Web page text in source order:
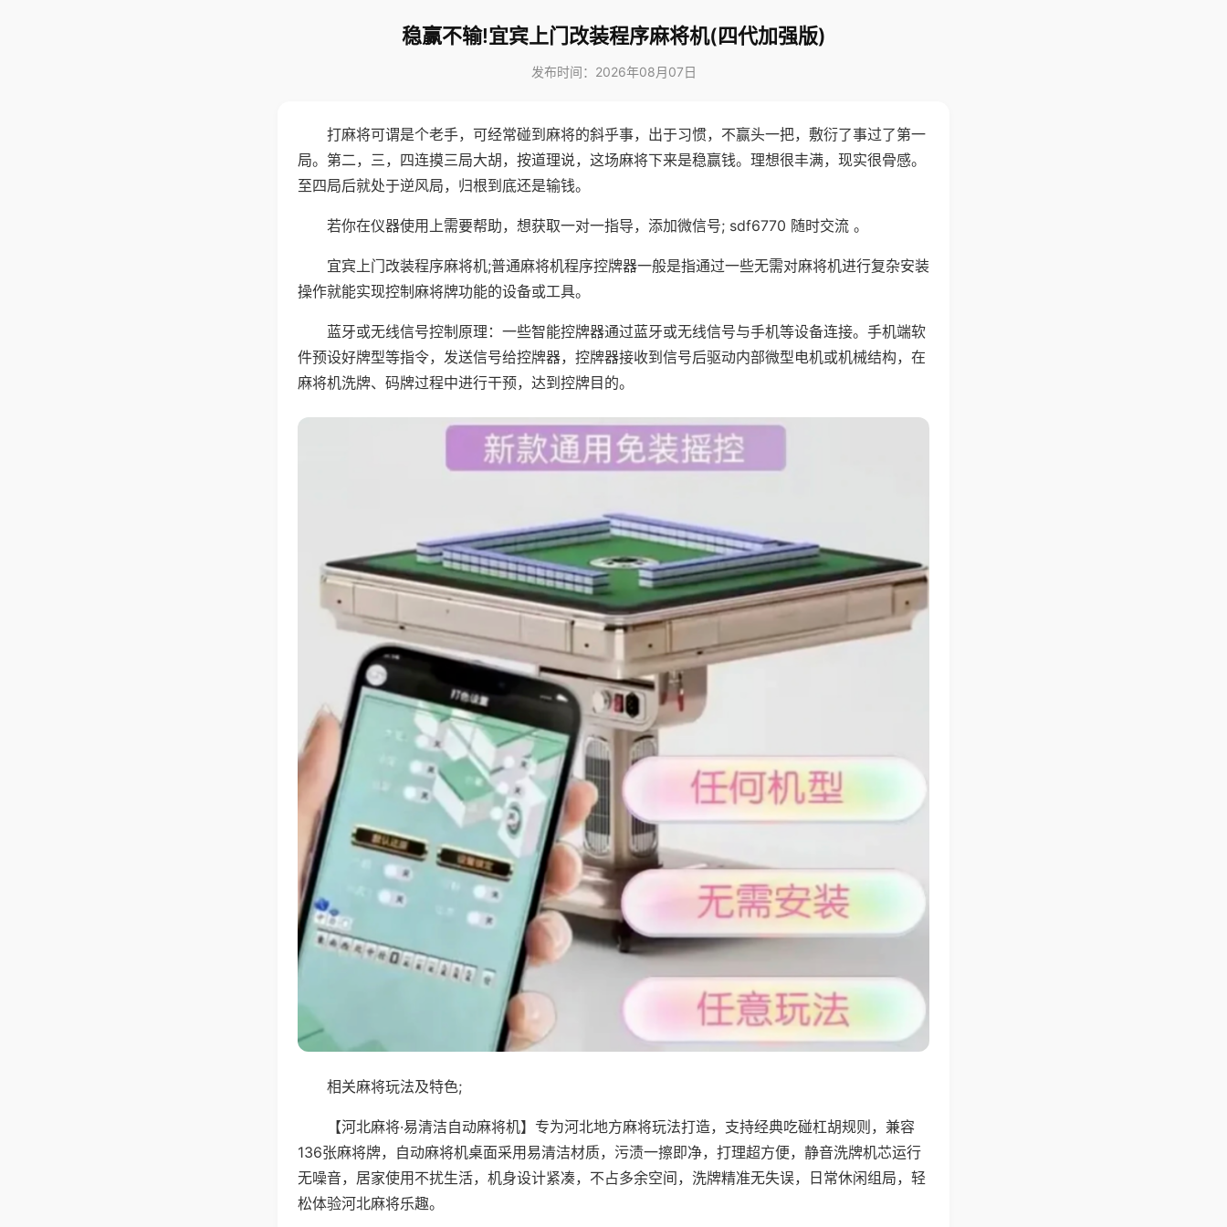
稳赢不输!宜宾上门改装程序麻将机(四代加强版)
发布时间：2026年08月07日
打麻将可谓是个老手，可经常碰到麻将的斜乎事，出于习惯，不赢头一把，敷衍了事过了第一
局。第二，三，四连摸三局大胡，按道理说，这场麻将下来是稳赢钱。理想很丰满，现实很骨感。
至四局后就处于逆风局，归根到底还是输钱。
若你在仪器使用上需要帮助，想获取一对一指导，添加微信号; sdf6770 随时交流 。
宜宾上门改装程序麻将机;普通麻将机程序控牌器一般是指通过一些无需对麻将机进行复杂安装
操作就能实现控制麻将牌功能的设备或工具。
蓝牙或无线信号控制原理：一些智能控牌器通过蓝牙或无线信号与手机等设备连接。手机端软
件预设好牌型等指令，发送信号给控牌器，控牌器接收到信号后驱动内部微型电机或机械结构，在
麻将机洗牌、码牌过程中进行干预，达到控牌目的。
相关麻将玩法及特色;
【河北麻将·易清洁自动麻将机】专为河北地方麻将玩法打造，支持经典吃碰杠胡规则，兼容
136张麻将牌，自动麻将机桌面采用易清洁材质，污渍一擦即净，打理超方便，静音洗牌机芯运行
无噪音，居家使用不扰生活，机身设计紧凑，不占多余空间，洗牌精准无失误，日常休闲组局，轻
松体验河北麻将乐趣。